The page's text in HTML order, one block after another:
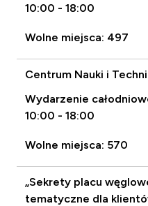
10:00 - 18:00
Wolne miejsca: 497
Centrum Nauki i
Wydarzenie
10:00 - 18:00
Wolne miejsca: 570
„Sekrety placu
tematyczne dla